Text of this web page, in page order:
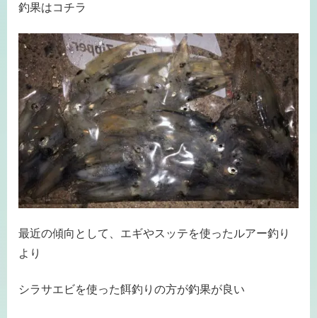
釣果はコチラ
最近の傾向として、エギやスッテを使ったルアー釣り
より
シラサエビを使った餌釣りの方が釣果が良い